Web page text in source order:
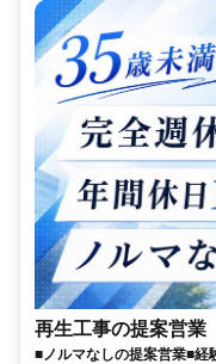
再生工事の提案営業
■ノルマなしの提案営業■経